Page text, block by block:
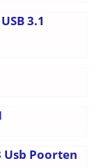
3.1
Poorten